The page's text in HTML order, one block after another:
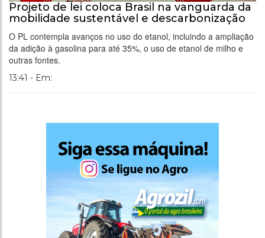
Projeto de lei coloca Brasil na vanguarda da
mobilidade sustentável e descarbonização
O PL contempla avanços no uso do etanol, incluindo a ampliação
da adição à gasolina para até 35%, o uso de etanol de milho e
outras fontes.
13:41 - Em: